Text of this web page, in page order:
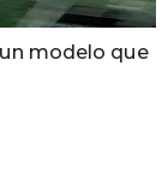
modelo que